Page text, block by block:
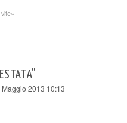
2013 10:13